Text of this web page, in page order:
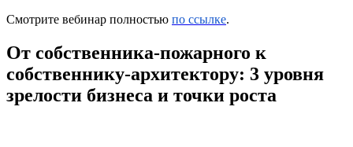
Смотрите вебинар полностью по ссылке.
От собственника-пожарного к
собственнику-архитектору: 3 уровня
зрелости бизнеса и точки роста